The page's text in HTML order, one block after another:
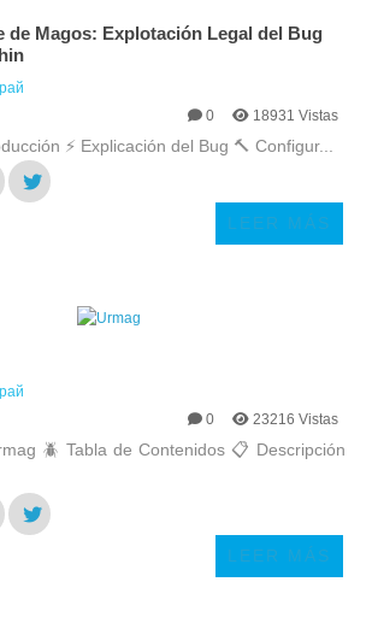
de Magos: Explotación Legal del Bug
0
18931 Vistas
⚡ Explicación del Bug 🔨 Configur...
LEER MÁS
0
23216 Vistas
🪲 Tabla de Contenidos 📋 Descripción
LEER MÁS